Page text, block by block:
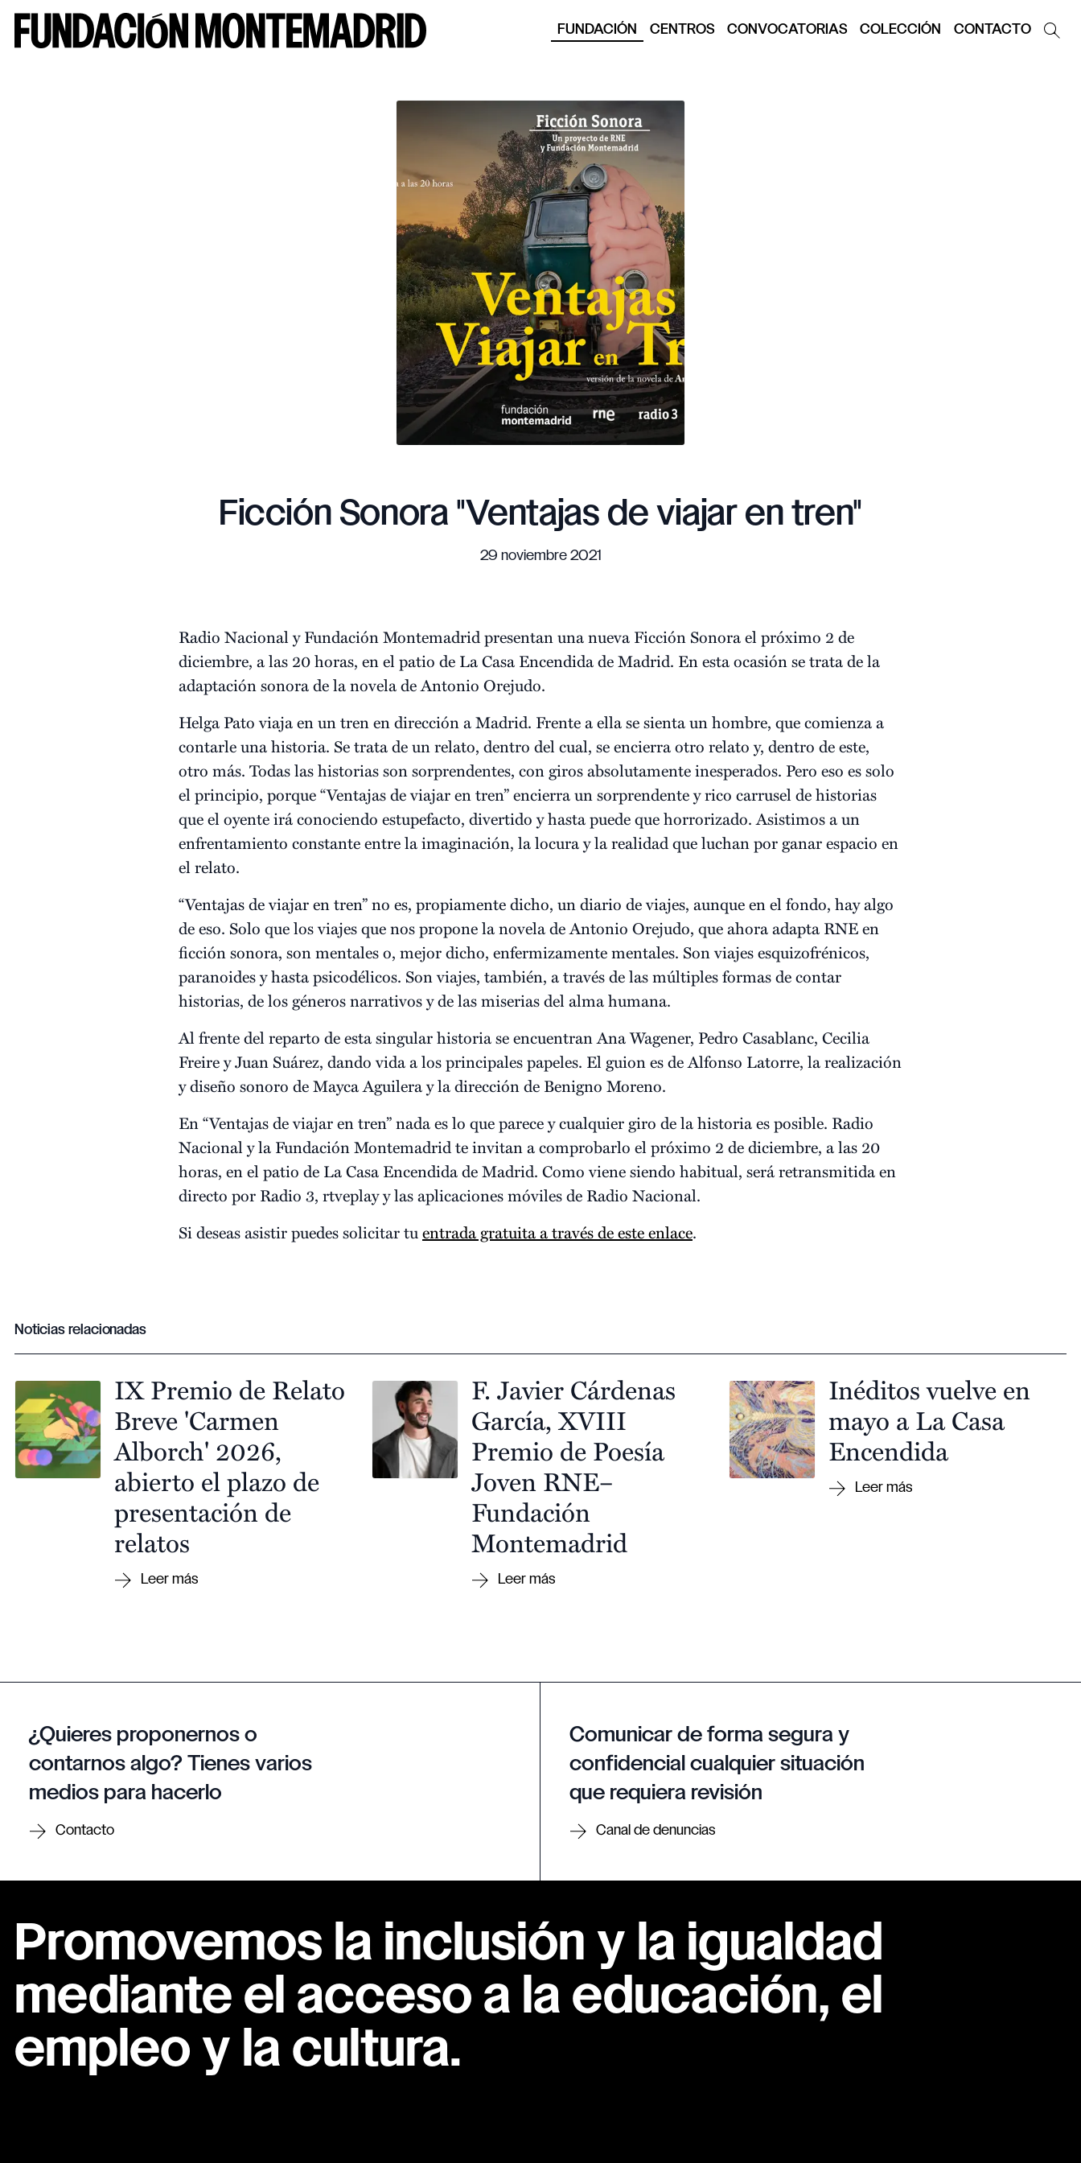
FUNDACIÓN CENTROS CONVOCATORIAS COLECCIÓN CONTACTO
Ficción Sonora "Ventajas de viajar en tren"
29 noviembre 2021
Radio Nacional y Fundación Montemadrid presentan una nueva Ficción Sonora el próximo 2 de
diciembre, a las 20 horas, en el patio de La Casa Encendida de Madrid. En esta ocasión se trata de la
adaptación sonora de la novela de Antonio Orejudo.
Helga Pato viaja en un tren en dirección a Madrid. Frente a ella se sienta un hombre, que comienza a
contarle una historia. Se trata de un relato, dentro del cual, se encierra otro relato y, dentro de este,
otro más. Todas las historias son sorprendentes, con giros absolutamente inesperados. Pero eso es solo
el principio, porque “Ventajas de viajar en tren” encierra un sorprendente y rico carrusel de historias
que el oyente irá conociendo estupefacto, divertido y hasta puede que horrorizado. Asistimos a un
enfrentamiento constante entre la imaginación, la locura y la realidad que luchan por ganar espacio en
el relato.
“Ventajas de viajar en tren” no es, propiamente dicho, un diario de viajes, aunque en el fondo, hay algo
de eso. Solo que los viajes que nos propone la novela de Antonio Orejudo, que ahora adapta RNE en
ficción sonora, son mentales o, mejor dicho, enfermizamente mentales. Son viajes esquizofrénicos,
paranoides y hasta psicodélicos. Son viajes, también, a través de las múltiples formas de contar
historias, de los géneros narrativos y de las miserias del alma humana.
Al frente del reparto de esta singular historia se encuentran Ana Wagener, Pedro Casablanc, Cecilia
Freire y Juan Suárez, dando vida a los principales papeles. El guion es de Alfonso Latorre, la realización
y diseño sonoro de Mayca Aguilera y la dirección de Benigno Moreno.
En “Ventajas de viajar en tren” nada es lo que parece y cualquier giro de la historia es posible. Radio
Nacional y la Fundación Montemadrid te invitan a comprobarlo el próximo 2 de diciembre, a las 20
horas, en el patio de La Casa Encendida de Madrid. Como viene siendo habitual, será retransmitida en
directo por Radio 3, rtveplay y las aplicaciones móviles de Radio Nacional.
Si deseas asistir puedes solicitar tuentrada gratuita a través de este enlace.
Noticias relacionadas
IX Premio de Relato
Breve 'Carmen
Alborch' 2026,
abierto el plazo de
presentación de
relatos
F. Javier Cárdenas
García, XVIII
Premio de Poesía
Joven RNE–
Fundación
Montemadrid
Inéditos vuelve en
mayo a La Casa
Encendida
¿Quieres proponernos o
contarnos algo? Tienes varios
medios para hacerlo
Contacto
Comunicar de forma segura y
confidencial cualquier situación
que requiera revisión
Canal de denuncias
Promovemos la inclusión y la igualdad
mediante el acceso a la educación, el
empleo y la cultura.